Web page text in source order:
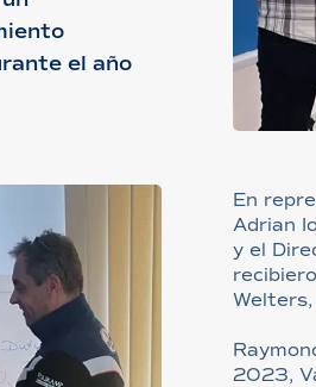
el año
En
Adrian
y el
2023,